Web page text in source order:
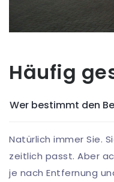
Häufig
Wer bestimmt den
Natürlich immer Sie.
zeitlich passt. Aber
je nach Entfernung